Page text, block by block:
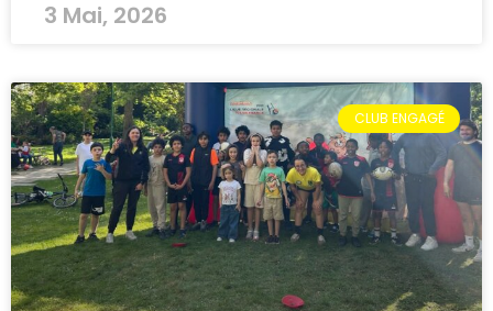
3 Mai, 2026
CLUB ENGAGÉ